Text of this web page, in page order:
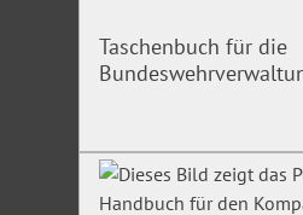
Taschenbuch für die